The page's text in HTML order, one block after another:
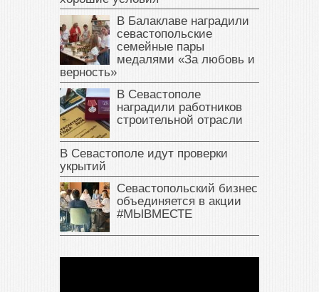
В Балаклаве наградили
севастопольские
семейные пары
медалями «За любовь и
верность»
В Севастополе
наградили работников
строительной отрасли
В Севастополе идут проверки
укрытий
Севастопольский бизнес
объединяется в акции
#МЫВМЕСТЕ